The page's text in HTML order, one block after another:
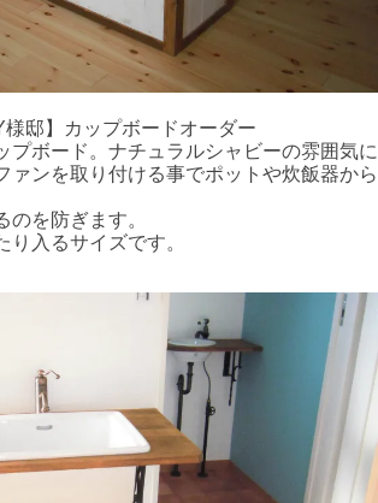
邸】カップボードオーダー
プボード。ナチュラルシャビーの雰囲気に
ァンを取り付ける事でポットや炊飯器から
のを防ぎます。
り入るサイズです。